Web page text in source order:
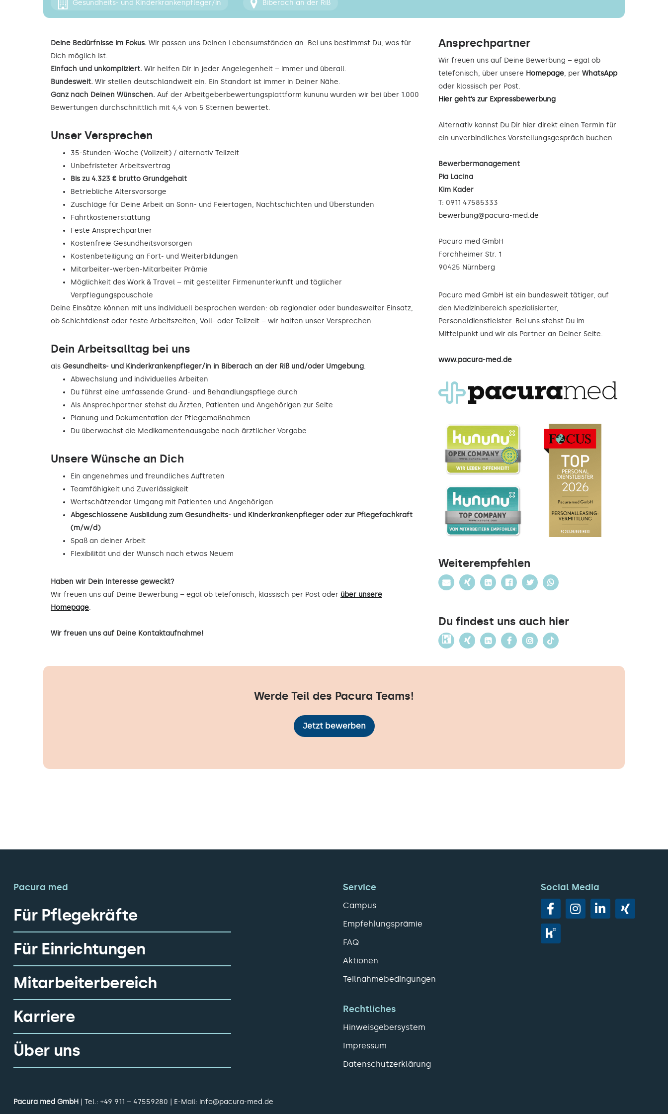
Gesundheits- und Kinderkrankenpfleger/in Biberach an der Riß
Deine Bedürfnisse im Fokus. Wir passen uns Deinen Lebensumständen an. Bei uns bestimmst Du, was für
Dich möglich ist.
Einfach und unkompliziert. Wir helfen Dir in jeder Angelegenheit – immer und überall.
Bundesweit. Wir stellen deutschlandweit ein. Ein Standort ist immer in Deiner Nähe.
Ganz nach Deinen Wünschen. Auf der Arbeitgeberbewertungsplattform kununu wurden wir bei über 1.000
Bewertungen durchschnittlich mit 4,4 von 5 Sternen bewertet.
Unser Versprechen
35-Stunden-Woche (Vollzeit) / alternativ Teilzeit
Unbefristeter Arbeitsvertrag
Bis zu 4.323 € brutto Grundgehalt
Betriebliche Altersvorsorge
Zuschläge für Deine Arbeit an Sonn- und Feiertagen, Nachtschichten und Überstunden
Fahrtkostenerstattung
Feste Ansprechpartner
Kostenfreie Gesundheitsvorsorgen
Kostenbeteiligung an Fort- und Weiterbildungen
Mitarbeiter-werben-Mitarbeiter Prämie
Möglichkeit des Work & Travel – mit gestellter Firmenunterkunft und täglicher
Verpflegungspauschale
Deine Einsätze können mit uns individuell besprochen werden: ob regionaler oder bundesweiter Einsatz,
ob Schichtdienst oder feste Arbeitszeiten, Voll- oder Teilzeit – wir halten unser Versprechen.
Dein Arbeitsalltag bei uns
als Gesundheits- und Kinderkrankenpfleger/in in Biberach an der Riß und/oder Umgebung.
Abwechslung und individuelles Arbeiten
Du führst eine umfassende Grund- und Behandlungspflege durch
Als Ansprechpartner stehst du Ärzten, Patienten und Angehörigen zur Seite
Planung und Dokumentation der Pflegemaßnahmen
Du überwachst die Medikamentenausgabe nach ärztlicher Vorgabe
Unsere Wünsche an Dich
Ein angenehmes und freundliches Auftreten
Teamfähigkeit und Zuverlässigkeit
Wertschätzender Umgang mit Patienten und Angehörigen
Abgeschlossene Ausbildung zum Gesundheits- und Kinderkrankenpfleger oder zur Pflegefachkraft
(m/w/d)
Spaß an deiner Arbeit
Flexibilität und der Wunsch nach etwas Neuem
Haben wir Dein Interesse geweckt?
Wir freuen uns auf Deine Bewerbung – egal ob telefonisch, klassisch per Post oder über unsere
Homepage.
Wir freuen uns auf Deine Kontaktaufnahme!
Ansprechpartner
Wir freuen uns auf Deine Bewerbung – egal ob
telefonisch, über unsere Homepage, per WhatsApp
oder klassisch per Post.
Hier geht’s zur Expressbewerbung
Alternativ kannst Du Dir hier direkt einen Termin für
ein unverbindliches Vorstellungsgespräch buchen.
Bewerbermanagement
Pia Lacina
Kim Kader
T: 0911 47585333
bewerbung@pacura-med.de
Pacura med GmbH
Forchheimer Str. 1
90425 Nürnberg
Pacura med GmbH ist ein bundesweit tätiger, auf
den Medizinbereich spezialisierter,
Personaldienstleister. Bei uns stehst Du im
Mittelpunkt und wir als Partner an Deiner Seite.
www.pacura-med.de
Weiterempfehlen
Du findest uns auch hier
Werde Teil des Pacura Teams!
Jetzt bewerben
Pacura med
Für Pflegekräfte
Für Einrichtungen
Mitarbeiterbereich
Karriere
Über uns
Service
Campus
Empfehlungsprämie
FAQ
Aktionen
Teilnahmebedingungen
Rechtliches
Hinweisgebersystem
Impressum
Datenschutzerklärung
Social Media
Pacura med GmbH | Tel.: +49 911 – 47559280 | E-Mail: info@pacura-med.de